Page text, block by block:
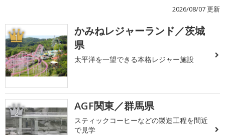
2026/08/07 更新
1
かみねレジャーランド／茨城
県
太平洋を一望できる本格レジャー施設
2 AGF関東／群馬県
スティックコーヒーなどの製造工程を間近
で見学